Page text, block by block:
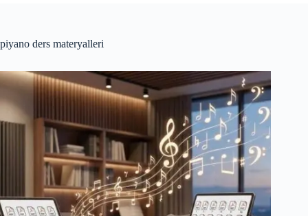
piyano ders materyalleri